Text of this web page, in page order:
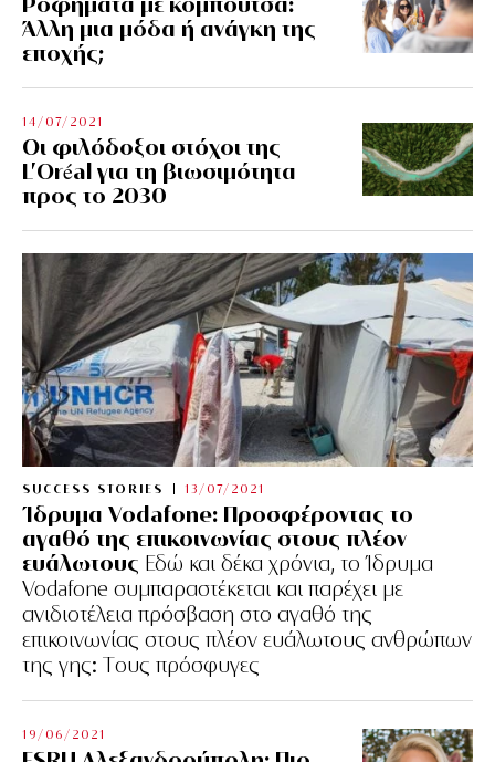
Άλλη μια μόδα ή ανάγκη της
εποχής;
14/07/2021
Οι φιλόδοξοι στόχοι της
L’Oréal για τη βιωσιμότητα
προς το 2030
SUCCESS STORIES 13/07/2021
Ίδρυμα Vodafone: Προσφέροντας το
αγαθό της επικοινωνίας στους πλέον
ευάλωτους Εδώ και δέκα χρόνια, το Ίδρυμα
Vodafone συμπαραστέκεται και παρέχει με
ανιδιοτέλεια πρόσβαση στο αγαθό της
επικοινωνίας στους πλέον ευάλωτους ανθρώπων
της γης: Tους πρόσφυγες
19/06/2021